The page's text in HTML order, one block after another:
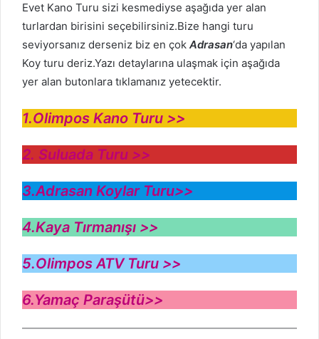
Evet Kano Turu sizi kesmediyse aşağıda yer alan
turlardan birisini seçebilirsiniz.Bize hangi turu
seviyorsanız derseniz biz en çok Adrasan‘da yapılan
Koy turu deriz.Yazı detaylarına ulaşmak için aşağıda
yer alan butonlara tıklamanız yetecektir.
1.Olimpos Kano Turu >>
2. Suluada Turu >>
3.Adrasan Koylar Turu>>
4.Kaya Tırmanışı >>
5.Olimpos ATV Turu >>
6.Yamaç Paraşütü>>